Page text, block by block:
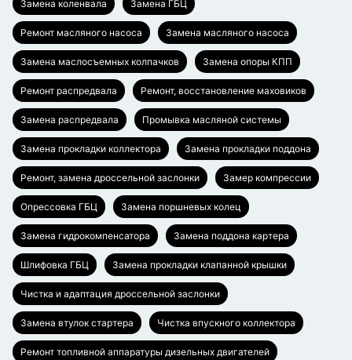
Замена коленвала Замена ГБЦ
Ремонт масляного насоса Замена масляного насоса
Замена маслосъемных колпачков Замена опоры КПП
Ремонт распредвала Ремонт, восстановление маховиков
Замена распредвала Промывка масляной системы
Замена прокладки коллектора Замена прокладки поддона
Ремонт, замена дроссельной заслонки Замер компрессии
Опрессовка ГБЦ Замена поршневых колец
Замена гидрокомпенсатора Замена поддона картера
Шлифовка ГБЦ Замена прокладки клапанной крышки
Чистка и адаптация дроссельной заслонки
Замена втулок стартера Чистка впускного коллектора
Ремонт топливной аппаратуры дизельных двигателей